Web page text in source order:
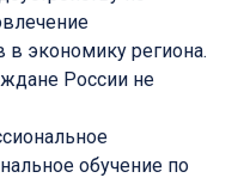
экономику региона.
России не
обучение по